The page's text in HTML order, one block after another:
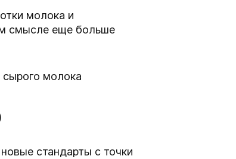
молока и
смысле еще больше
сырого молока
стандарты с точки